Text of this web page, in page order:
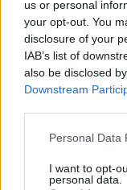
us or personal
your opt-out. You
disclosure of your
IAB’s list of
also be disclosed
Downstream
Please note that
not limited to your
grant or deny
Personal Data
I want to opt-
personal data.
Ilaria